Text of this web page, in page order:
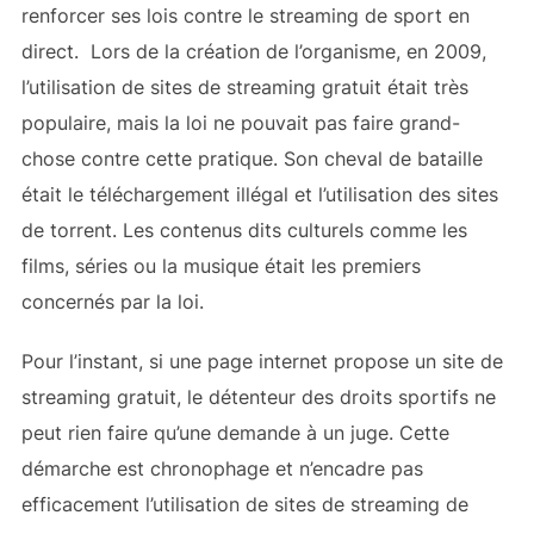
renforcer ses lois contre le streaming de sport en
direct. Lors de la création de l’organisme, en 2009,
l’utilisation de sites de streaming gratuit était très
populaire, mais la loi ne pouvait pas faire grand-
chose contre cette pratique. Son cheval de bataille
était le téléchargement illégal et l’utilisation des sites
de torrent. Les contenus dits culturels comme les
films, séries ou la musique était les premiers
concernés par la loi.
Pour l’instant, si une page internet propose un site de
streaming gratuit, le détenteur des droits sportifs ne
peut rien faire qu’une demande à un juge. Cette
démarche est chronophage et n’encadre pas
efficacement l’utilisation de sites de streaming de